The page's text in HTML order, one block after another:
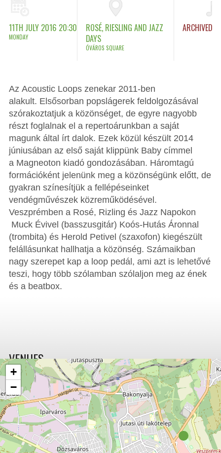
11TH JULY 2016 20:30
MONDAY
ROSÉ, RIESLING AND JAZZ
DAYS
ÓVÁROS SQUARE
ARCHIVED
Az Acoustic Loops zenekar 2011-ben
alakult. Elsősorban popslágerek feldolgozásával
szórakoztatjuk a közönséget, de egyre nagyobb
részt foglalnak el a repertoárunkban a saját
magunk által írt dalok. Ezek közül készült 2014
júniusában az első saját klippünk Baby címmel
a Magneoton kiadó gondozásában. Háromtagú
formációként jelenünk meg a közönségünk előtt, de
gyakran színesítjük a fellépéseinket
vendégművészek közreműködésével.
Veszprémben a Rosé, Rizling és Jazz Napokon
Muck Évivel (basszusgitár) Koós-Hutás Áronnal
(trombita) és Herold Petivel (szaxofon) kiegészült
felállásunkat hallhatja a közönség. Számaikban
nagy szerepet kap a loop pedál, ami azt is lehetővé
teszi, hogy több szólamban szólaljon meg az ének
és a beatbox.
+
−
VENUES